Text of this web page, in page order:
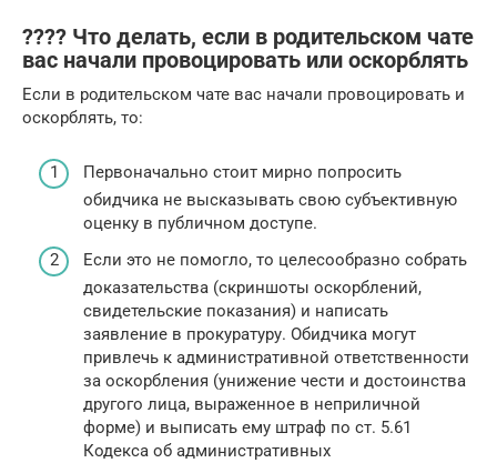
???? Что делать, если в родительском чате
вас начали провоцировать или оскорблять
Если в родительском чате вас начали провоцировать и
оскорблять, то:
Первоначально стоит мирно попросить
обидчика не высказывать свою субъективную
оценку в публичном доступе.
Если это не помогло, то целесообразно собрать
доказательства (скриншоты оскорблений,
свидетельские показания) и написать
заявление в прокуратуру. Обидчика могут
привлечь к административной ответственности
за оскорбления (унижение чести и достоинства
другого лица, выраженное в неприличной
форме) и выписать ему штраф по ст. 5.61
Кодекса об административных